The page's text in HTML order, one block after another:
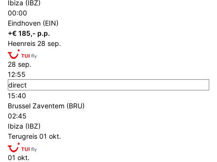
Ibiza (IBZ)
00:00
Eindhoven (EIN)
+€ 185,- p.p.
Heenreis 28 sep.
28 sep.
12:55
direct
15:40
Brussel Zaventem (BRU)
02:45
Ibiza (IBZ)
Terugreis 01 okt.
01 okt.